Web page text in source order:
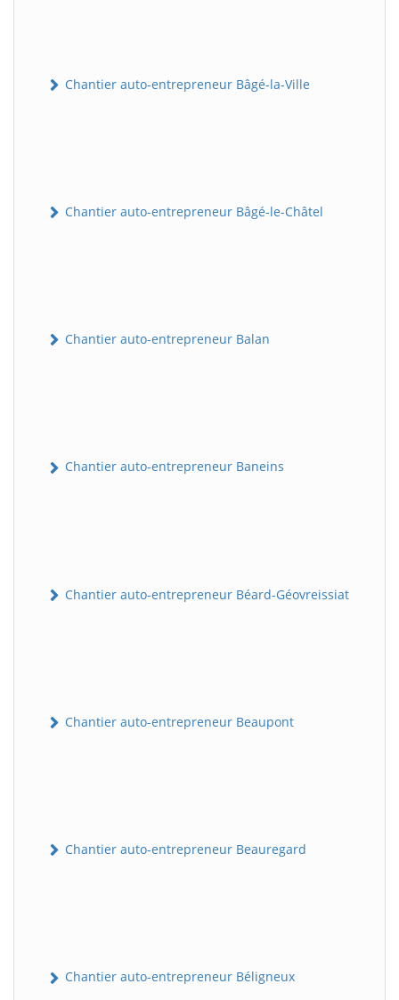
Chantier auto-entrepreneur Bâgé-la-Ville
Chantier auto-entrepreneur Bâgé-le-Châtel
Chantier auto-entrepreneur Balan
Chantier auto-entrepreneur Baneins
Chantier auto-entrepreneur Béard-Géovreissiat
Chantier auto-entrepreneur Beaupont
Chantier auto-entrepreneur Beauregard
Chantier auto-entrepreneur Béligneux